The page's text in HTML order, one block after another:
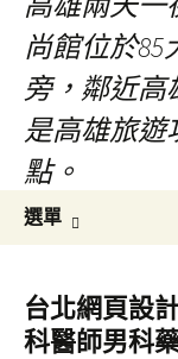
尚館位於
旁，鄰近高
是高雄旅遊
點。
選單
容
區
台北網頁設
科醫師男科